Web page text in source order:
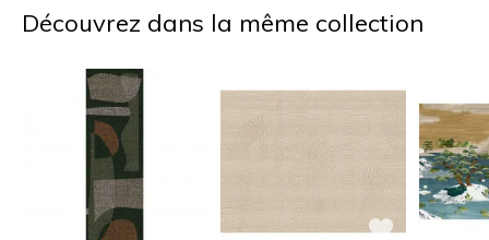
Découvrez dans la même collection